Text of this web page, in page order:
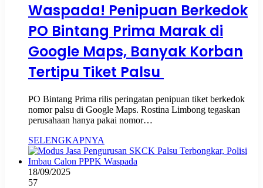
Waspada! Penipuan Berkedok
PO Bintang Prima Marak di
Google Maps, Banyak Korban
Tertipu Tiket Palsu
PO Bintang Prima rilis peringatan penipuan tiket berkedok
nomor palsu di Google Maps. Rostina Limbong tegaskan
perusahaan hanya pakai nomor…
SELENGKAPNYA
18/09/2025
57